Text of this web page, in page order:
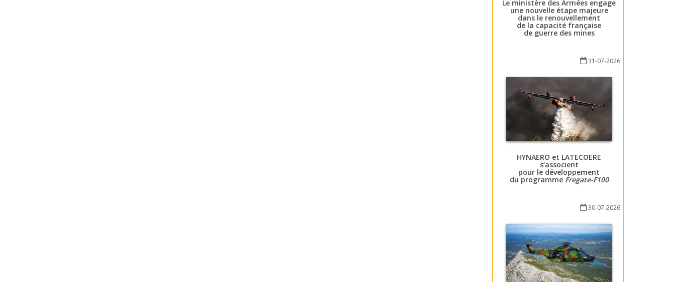
Le ministère des Armées engage
une nouvelle étape majeure
dans le renouvellement
de la capacité française
de guerre des mines
31-07-2026
HYNAERO et LATECOERE
s’associent
pour le développement
du programme Fregate-F100
30-07-2026